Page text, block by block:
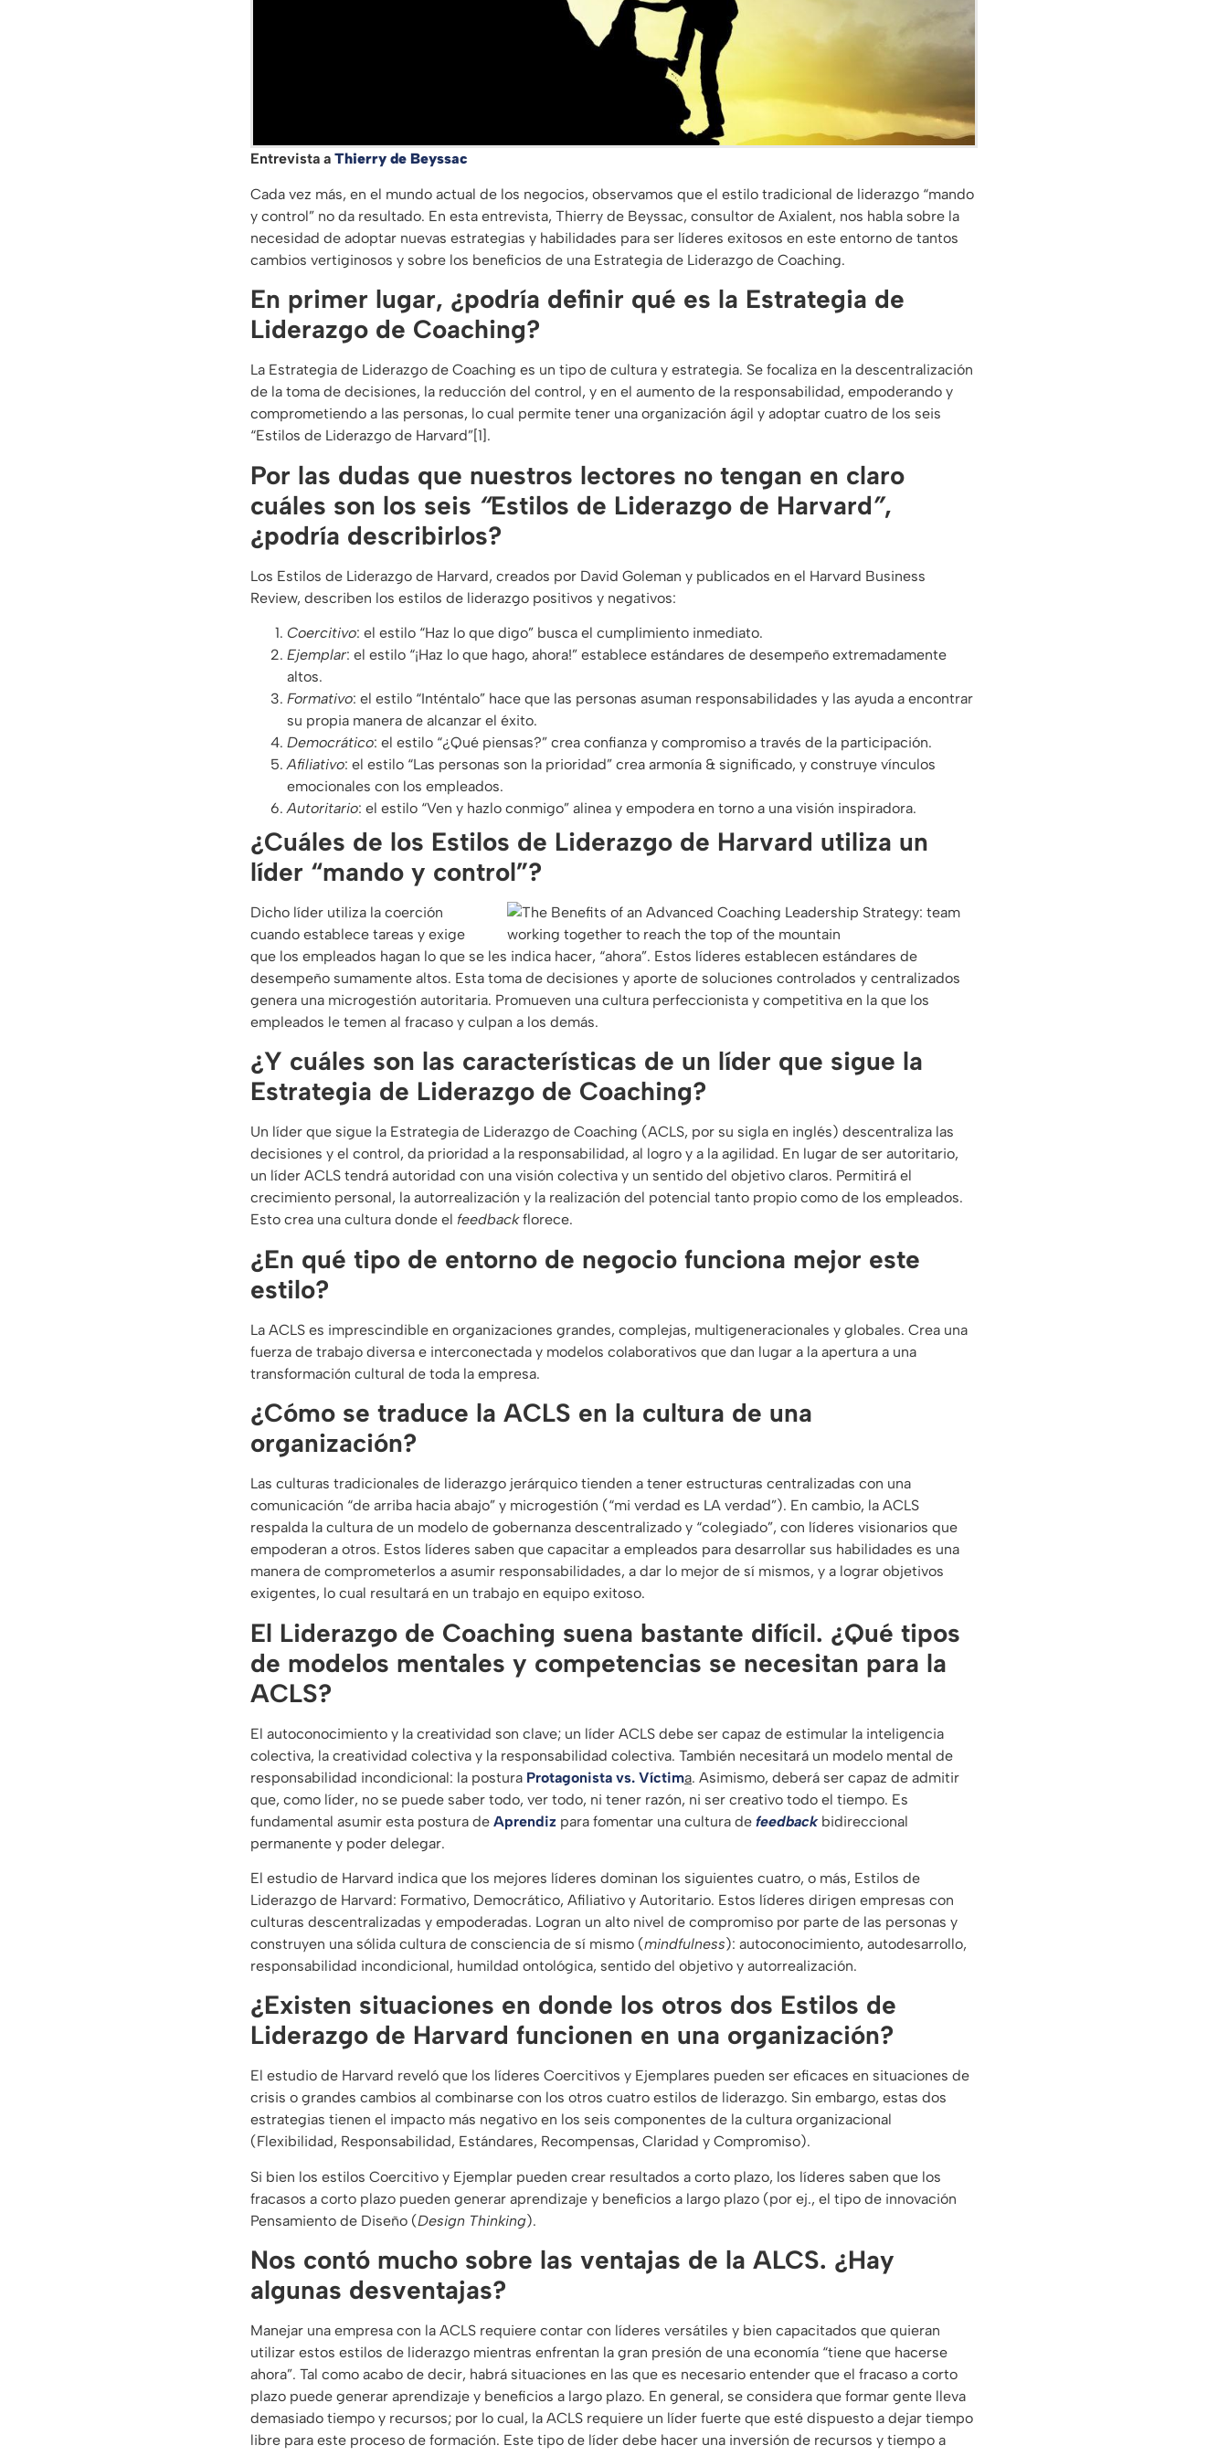
Entrevista a Thierry de Beyssac
Cada vez más, en el mundo actual de los negocios, observamos que el estilo tradicional de liderazgo “mando
y control” no da resultado. En esta entrevista, Thierry de Beyssac, consultor de Axialent, nos habla sobre la
necesidad de adoptar nuevas estrategias y habilidades para ser líderes exitosos en este entorno de tantos
cambios vertiginosos y sobre los beneficios de una Estrategia de Liderazgo de Coaching.
En primer lugar, ¿podría definir qué es la Estrategia de
Liderazgo de Coaching?
La Estrategia de Liderazgo de Coaching es un tipo de cultura y estrategia. Se focaliza en la descentralización
de la toma de decisiones, la reducción del control, y en el aumento de la responsabilidad, empoderando y
comprometiendo a las personas, lo cual permite tener una organización ágil y adoptar cuatro de los seis
“Estilos de Liderazgo de Harvard”[1].
Por las dudas que nuestros lectores no tengan en claro
cuáles son los seis “Estilos de Liderazgo de Harvard”,
¿podría describirlos?
Los Estilos de Liderazgo de Harvard, creados por David Goleman y publicados en el Harvard Business
Review, describen los estilos de liderazgo positivos y negativos:
Coercitivo: el estilo “Haz lo que digo” busca el cumplimiento inmediato.
Ejemplar: el estilo “¡Haz lo que hago, ahora!” establece estándares de desempeño extremadamente
altos.
Formativo: el estilo “Inténtalo” hace que las personas asuman responsabilidades y las ayuda a encontrar
su propia manera de alcanzar el éxito.
Democrático: el estilo “¿Qué piensas?” crea confianza y compromiso a través de la participación.
Afiliativo: el estilo “Las personas son la prioridad” crea armonía & significado, y construye vínculos
emocionales con los empleados.
Autoritario: el estilo “Ven y hazlo conmigo” alinea y empodera en torno a una visión inspiradora.
¿Cuáles de los Estilos de Liderazgo de Harvard utiliza un
líder “mando y control”?
Dicho líder utiliza la coerción
cuando establece tareas y exige
que los empleados hagan lo que se les indica hacer, “ahora”. Estos líderes establecen estándares de
desempeño sumamente altos. Esta toma de decisiones y aporte de soluciones controlados y centralizados
genera una microgestión autoritaria. Promueven una cultura perfeccionista y competitiva en la que los
empleados le temen al fracaso y culpan a los demás.
¿Y cuáles son las características de un líder que sigue la
Estrategia de Liderazgo de Coaching?
Un líder que sigue la Estrategia de Liderazgo de Coaching (ACLS, por su sigla en inglés) descentraliza las
decisiones y el control, da prioridad a la responsabilidad, al logro y a la agilidad. En lugar de ser autoritario,
un líder ACLS tendrá autoridad con una visión colectiva y un sentido del objetivo claros. Permitirá el
crecimiento personal, la autorrealización y la realización del potencial tanto propio como de los empleados.
Esto crea una cultura donde el feedbackflorece.
¿En qué tipo de entorno de negocio funciona mejor este
estilo?
La ACLS es imprescindible en organizaciones grandes, complejas, multigeneracionales y globales. Crea una
fuerza de trabajo diversa e interconectada y modelos colaborativos que dan lugar a la apertura a una
transformación cultural de toda la empresa.
¿Cómo se traduce la ACLS en la cultura de una
organización?
Las culturas tradicionales de liderazgo jerárquico tienden a tener estructuras centralizadas con una
comunicación “de arriba hacia abajo” y microgestión (“mi verdad es LA verdad”). En cambio, la ACLS
respalda la cultura de un modelo de gobernanza descentralizado y “colegiado”, con líderes visionarios que
empoderan a otros. Estos líderes saben que capacitar a empleados para desarrollar sus habilidades es una
manera de comprometerlos a asumir responsabilidades, a dar lo mejor de sí mismos, y a lograr objetivos
exigentes, lo cual resultará en un trabajo en equipo exitoso.
El Liderazgo de Coaching suena bastante difícil. ¿Qué tipos
de modelos mentales y competencias se necesitan para la
ACLS?
El autoconocimiento y la creatividad son clave; un líder ACLS debe ser capaz de estimular la inteligencia
colectiva, la creatividad colectiva y la responsabilidad colectiva. También necesitará un modelo mental de
responsabilidad incondicional: la postura Protagonista vs. Víctima. Asimismo, deberá ser capaz de admitir
que, como líder, no se puede saber todo, ver todo, ni tener razón, ni ser creativo todo el tiempo. Es
fundamental asumir esta postura de Aprendiz para fomentar una cultura de feedbackbidireccional
permanente y poder delegar.
El estudio de Harvard indica que los mejores líderes dominan los siguientes cuatro, o más, Estilos de
Liderazgo de Harvard: Formativo, Democrático, Afiliativo y Autoritario. Estos líderes dirigen empresas con
culturas descentralizadas y empoderadas. Logran un alto nivel de compromiso por parte de las personas y
construyen una sólida cultura de consciencia de sí mismo (mindfulness): autoconocimiento, autodesarrollo,
responsabilidad incondicional, humildad ontológica, sentido del objetivo y autorrealización.
¿Existen situaciones en donde los otros dos Estilos de
Liderazgo de Harvard funcionen en una organización?
El estudio de Harvard reveló que los líderes Coercitivos y Ejemplares pueden ser eficaces en situaciones de
crisis o grandes cambios al combinarse con los otros cuatro estilos de liderazgo. Sin embargo, estas dos
estrategias tienen el impacto más negativo en los seis componentes de la cultura organizacional
(Flexibilidad, Responsabilidad, Estándares, Recompensas, Claridad y Compromiso).
Si bien los estilos Coercitivo y Ejemplar pueden crear resultados a corto plazo, los líderes saben que los
fracasos a corto plazo pueden generar aprendizaje y beneficios a largo plazo (por ej., el tipo de innovación
Pensamiento de Diseño (Design Thinking).
Nos contó mucho sobre las ventajas de la ALCS. ¿Hay
algunas desventajas?
Manejar una empresa con la ACLS requiere contar con líderes versátiles y bien capacitados que quieran
utilizar estos estilos de liderazgo mientras enfrentan la gran presión de una economía “tiene que hacerse
ahora”. Tal como acabo de decir, habrá situaciones en las que es necesario entender que el fracaso a corto
plazo puede generar aprendizaje y beneficios a largo plazo. En general, se considera que formar gente lleva
demasiado tiempo y recursos; por lo cual, la ACLS requiere un líder fuerte que esté dispuesto a dejar tiempo
libre para este proceso de formación. Este tipo de líder debe hacer una inversión de recursos y tiempo a